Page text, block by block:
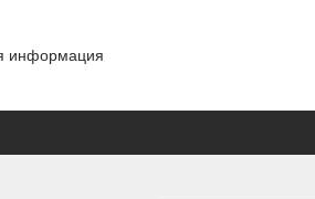
информация